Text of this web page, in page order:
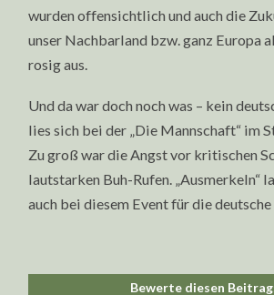
wurden offensichtlich und auch die
unser Nachbarland bzw. ganz Europa
rosig aus.
Und da war doch noch was – kein
lies sich bei der „Die Mannschaft“ im
Zu groß war die Angst vor kritischen
lautstarken Buh-Rufen. „Ausmerkeln“
auch bei diesem Event für die